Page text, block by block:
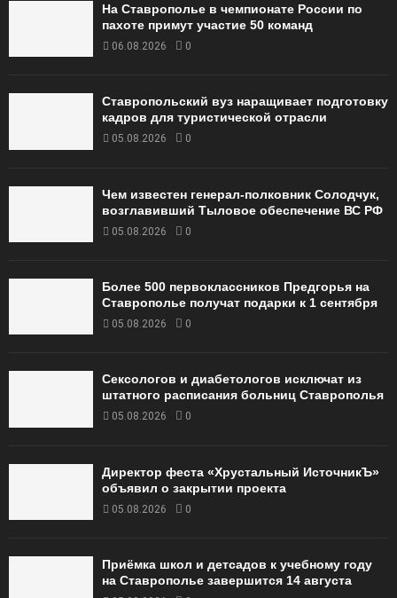
На Ставрополье в чемпионате России по
пахоте примут участие 50 команд
06.08.2026 0
Ставропольский вуз наращивает подготовку
кадров для туристической отрасли
05.08.2026 0
Чем известен генерал-полковник Солодчук,
возглавивший Тыловое обеспечение ВС РФ
05.08.2026 0
Более 500 первоклассников Предгорья на
Ставрополье получат подарки к 1 сентября
05.08.2026 0
Сексологов и диабетологов исключат из
штатного расписания больниц Ставрополья
05.08.2026 0
Директор феста «Хрустальный ИсточникЪ»
объявил о закрытии проекта
05.08.2026 0
Приёмка школ и детсадов к учебному году
на Ставрополье завершится 14 августа